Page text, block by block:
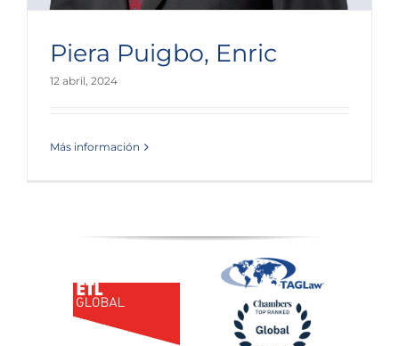
Piera Puigbo, Enric
12 abril, 2024
Más información